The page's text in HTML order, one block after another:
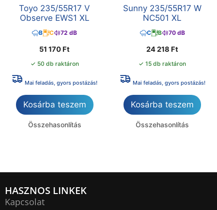
Toyo 235/55R17 V
Observe EWS1 XL
B C 72 dB
51 170 Ft
✓ 50 db raktáron
Mai feladás, gyors postázás!
Kosárba teszem
Összehasonlítás
Sunny 235/55R17 W
NC501 XL
C B 70 dB
24 218 Ft
✓ 15 db raktáron
Mai feladás, gyors postázás!
Kosárba teszem
Összehasonlítás
HASZNOS LINKEK
Kapcsolat